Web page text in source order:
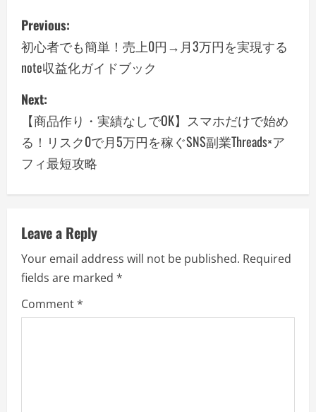
P
o
s
t
n
a
v
i
g
a
t
Previous:
初心者でも簡単！売上0円→月3万円を実現する
note収益化ガイドブック
Next:
【商品作り・実績なしでOK】スマホだけで始め
る！リスク0で月5万円を稼ぐSNS副業Threads×ア
フィ最短攻略
Leave a Reply
Your email address will not be published. Required
fields are marked *
Comment*